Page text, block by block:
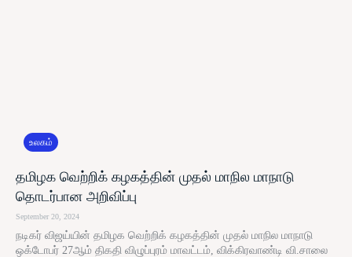
உலகம்
தமிழக வெற்றிக் கழகத்தின் முதல் மாநில மாநாடு
தொடர்பான அறிவிப்பு
September 20, 2024
நடிகர் விஜய்யின் தமிழக வெற்றிக் கழகத்தின் முதல் மாநில மாநாடு
ஒக்டோபர் 27ஆம் திகதி விழுப்புரம் மாவட்டம், விக்கிரவாண்டி வி.சாலை